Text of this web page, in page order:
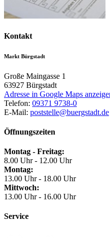
Kontakt
Markt Bürgstadt
Große Maingasse 1
63927 Bürgstadt
Adresse in Google Maps
Telefon: 09371 9738-0
E-Mail: poststelle@buergstadt.de
Öffnungszeiten
Montag - Freitag:
8.00 Uhr - 12.00 Uhr
Montag:
13.00 Uhr - 18.00 Uhr
Mittwoch:
13.00 Uhr - 16.00 Uhr
Service